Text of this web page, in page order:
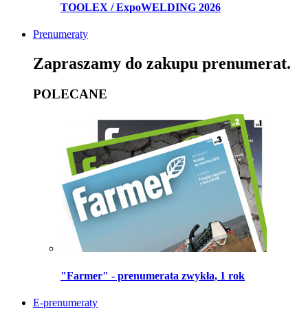
TOOLEX / ExpoWELDING 2026
Prenumeraty
Zapraszamy do zakupu prenumerat.
POLECANE
"Farmer" - prenumerata zwykła, 1 rok
E-prenumeraty